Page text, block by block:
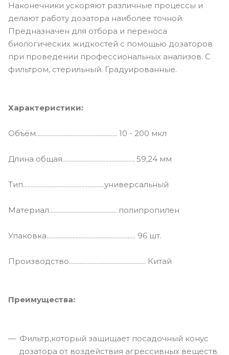
Наконечники ускоряют различные процессы и
делают работу дозатора наиболее точной.
Предназначен для отбора и переноса
биологических жидкостей с помощью дозаторов
при проведении профессиональных анализов. С
фильтром, стерильный. Градуированные.
Характеристики:
Объём..................................................... 10 - 200 мкл
Длина общая............................................... 59,24 мм
Тип.....................................................универсальный
Материал............................................ полипропилен
Упаковка.......................................................... 96 шт.
Производство.................................................. Китай
Преимущества:
Фильтр,который защищает посадочный конус
дозатора от воздействия агрессивных веществ.